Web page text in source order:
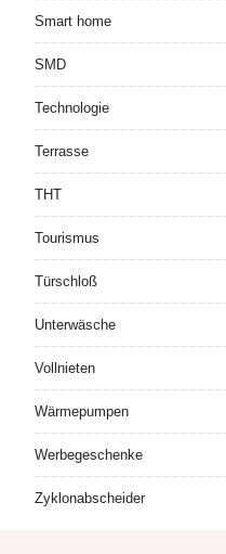
Smart home
SMD
Technologie
Terrasse
THT
Tourismus
Türschloß
Unterwäsche
Vollnieten
Wärmepumpen
Werbegeschenke
Zyklonabscheider